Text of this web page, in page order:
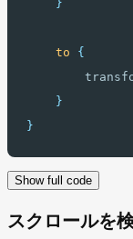
}
to
{
}
}
Show full code
スクロールを